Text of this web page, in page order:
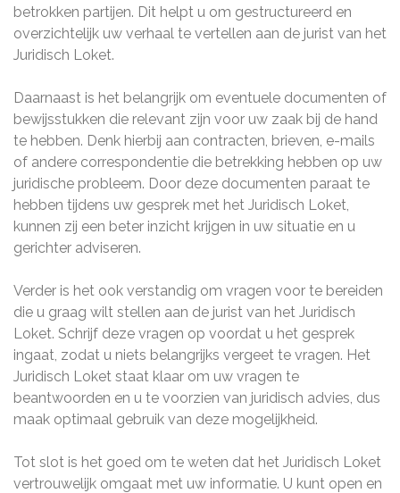
betrokken partijen. Dit helpt u om gestructureerd en
overzichtelijk uw verhaal te vertellen aan de jurist van het
Juridisch Loket.
Daarnaast is het belangrijk om eventuele documenten of
bewijsstukken die relevant zijn voor uw zaak bij de hand
te hebben. Denk hierbij aan contracten, brieven, e-mails
of andere correspondentie die betrekking hebben op uw
juridische probleem. Door deze documenten paraat te
hebben tijdens uw gesprek met het Juridisch Loket,
kunnen zij een beter inzicht krijgen in uw situatie en u
gerichter adviseren.
Verder is het ook verstandig om vragen voor te bereiden
die u graag wilt stellen aan de jurist van het Juridisch
Loket. Schrijf deze vragen op voordat u het gesprek
ingaat, zodat u niets belangrijks vergeet te vragen. Het
Juridisch Loket staat klaar om uw vragen te
beantwoorden en u te voorzien van juridisch advies, dus
maak optimaal gebruik van deze mogelijkheid.
Tot slot is het goed om te weten dat het Juridisch Loket
vertrouwelijk omgaat met uw informatie. U kunt open en